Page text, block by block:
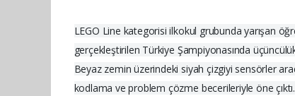
LEGO Line kategorisi ilkokul grubunda yarışan
gerçekleştirilen Türkiye Şampiyonasında
Beyaz zemin üzerindeki siyah çizgiyi sensörler
kodlama ve problem çözme becerileriyle öne